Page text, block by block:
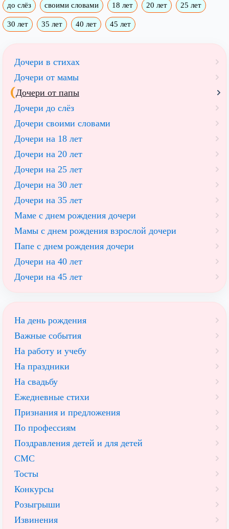
до слёз своими словами 18 лет 20 лет 25 лет
30 лет 35 лет 40 лет 45 лет
Дочери в стихах
Дочери от мамы
Дочери от папы
Дочери до слёз
Дочери своими словами
Дочери на 18 лет
Дочери на 20 лет
Дочери на 25 лет
Дочери на 30 лет
Дочери на 35 лет
Маме с днем рождения дочери
Мамы с днем рождения взрослой дочери
Папе с днем рождения дочери
Дочери на 40 лет
Дочери на 45 лет
На день рождения
Важные события
На работу и учебу
На праздники
На свадьбу
Ежедневные стихи
Признания и предложения
По профессиям
Поздравления детей и для детей
СМС
Тосты
Конкурсы
Розыгрыши
Извинения